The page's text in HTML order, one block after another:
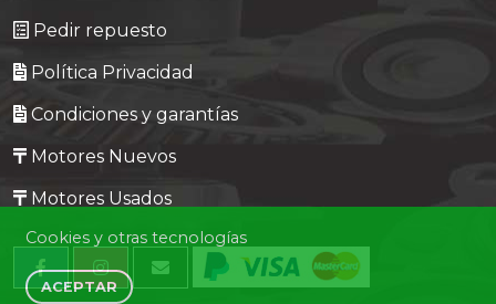
Pedir repuesto
Política Privacidad
Condiciones y garantías
Motores Nuevos
Motores Usados
Cookies y otras tecnologías
ACEPTAR